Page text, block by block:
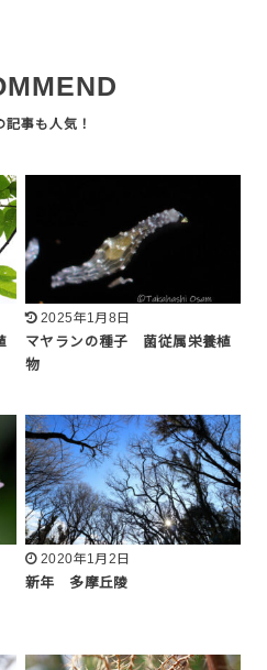
2025年1月8日
マヤランの種子 菌従属栄養植
物
2020年1月2日
新年 多摩丘陵